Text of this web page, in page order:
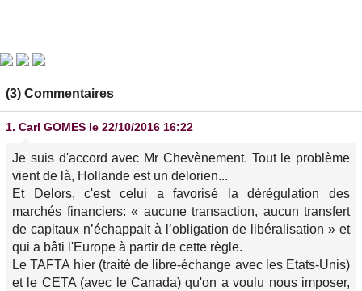
(3) Commentaires
1. Carl GOMES le 22/10/2016 16:22
Je suis d'accord avec Mr Chevènement. Tout le problème
vient de là, Hollande est un delorien...
Et Delors, c'est celui a favorisé la dérégulation des
marchés financiers: « aucune transaction, aucun transfert
de capitaux n’échappait à l’obligation de libéralisation » et
qui a bâti l'Europe à partir de cette règle.
Le TAFTA hier (traité de libre-échange avec les Etats-Unis)
et le CETA (avec le Canada) qu'on a voulu nous imposer,